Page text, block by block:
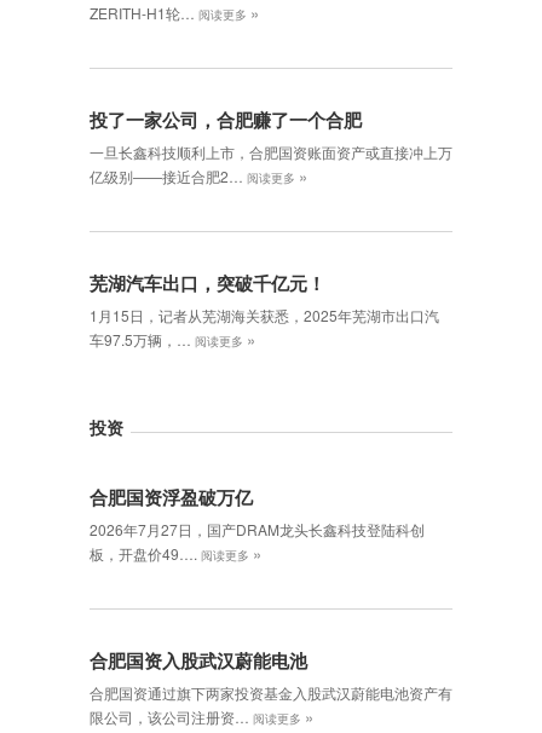
ZERITH-H1轮…
阅读更多 »
投了一家公司，合肥赚了一个合肥
一旦长鑫科技顺利上市，合肥国资账面资产或直接冲上万
亿级别——接近合肥2…
阅读更多 »
芜湖汽车出口，突破千亿元！
1月15日，记者从芜湖海关获悉，2025年芜湖市出口汽
车97.5万辆，…
阅读更多 »
投资
合肥国资浮盈破万亿
2026年7月27日，国产DRAM龙头长鑫科技登陆科创
板，开盘价49…. 阅读更多 »
合肥国资入股武汉蔚能电池
合肥国资通过旗下两家投资基金入股武汉蔚能电池资产有
限公司，该公司注册资…
阅读更多 »